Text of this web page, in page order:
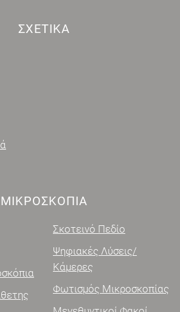
ΣΧΕΤΙΚΆ
ΜΙΚΡΟΣΚΌΠΙΑ
Σκοτεινό Πεδίο
Ψηφιακές Λύσεις/
Κάμερες
Φωτισμός Μικροσκοπίας